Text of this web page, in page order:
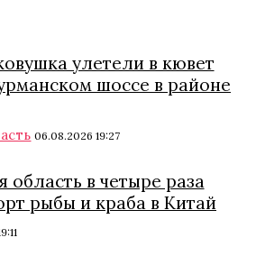
улетели в кювет
шоссе в районе
06.08.2026 19:27
область в четыре раза
рыбы и краба в Китай